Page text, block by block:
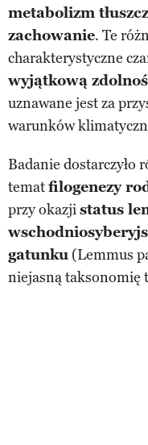
metabolizm
zachowanie. Te
charakterystyczne
wyjątkową
uznawane jest za
warunków
Badanie dostarczyło
tematfilogenezy
przy okazjistatus
gatunku (Lemmus
niejasną taksonomię